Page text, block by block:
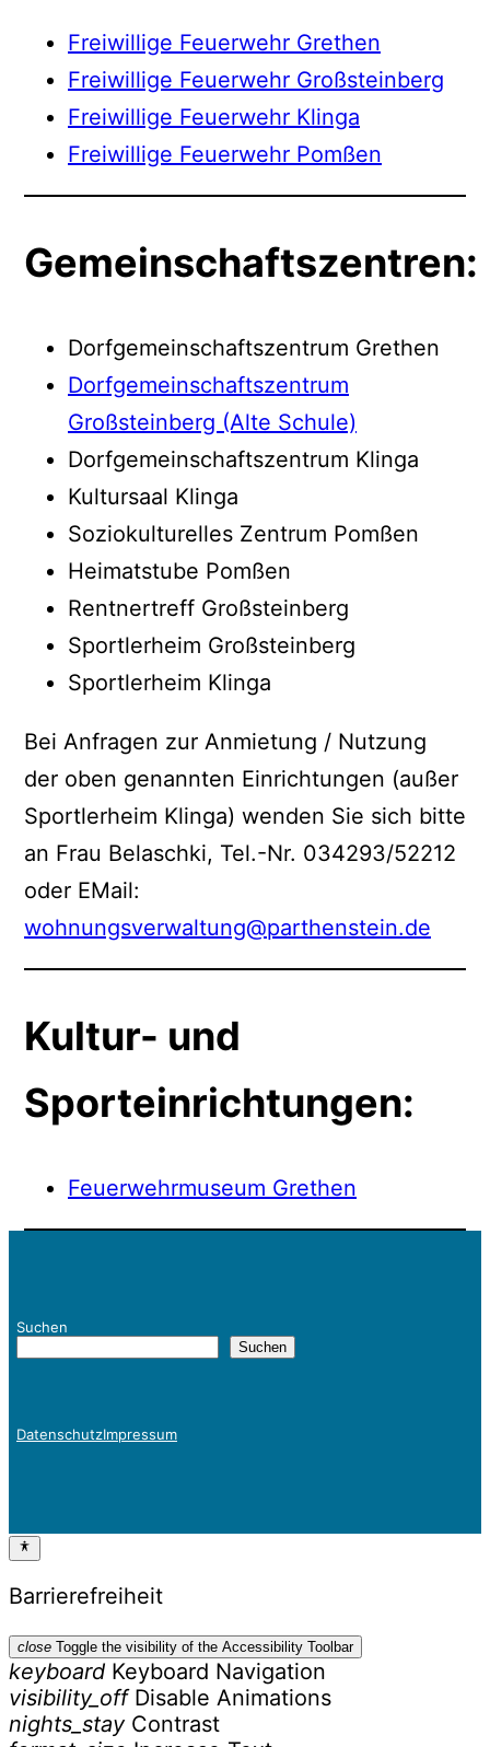
Freiwillige Feuerwehr Grethen
Freiwillige Feuerwehr Großsteinberg
Freiwillige Feuerwehr Klinga
Freiwillige Feuerwehr Pomßen
Gemeinschaftszentren:
Dorfgemeinschaftszentrum Grethen
Dorfgemeinschaftszentrum
Großsteinberg (Alte Schule)
Dorfgemeinschaftszentrum Klinga
Kultursaal Klinga
Soziokulturelles Zentrum Pomßen
Heimatstube Pomßen
Rentnertreff Großsteinberg
Sportlerheim Großsteinberg
Sportlerheim Klinga
Bei Anfragen zur Anmietung / Nutzung
der oben genannten Einrichtungen (außer
Sportlerheim Klinga) wenden Sie sich bitte
an Frau Belaschki, Tel.-Nr. 034293/52212
oder EMail:
wohnungsverwaltung@parthenstein.de
Kultur- und
Sporteinrichtungen:
Feuerwehrmuseum Grethen
Suchen
Suchen
DatenschutzImpressum
Barrierefreiheit
close Toggle the visibility of the Accessibility Toolbar
keyboard Keyboard Navigation
visibility_off Disable Animations
nights_stay Contrast